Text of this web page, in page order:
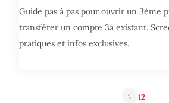
Guide pas à pas pour ouvrir un 3ème
transférer un compte 3a existant.
pratiques et infos exclusives.
12